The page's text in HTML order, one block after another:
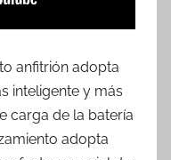
anfitrión adopta
inteligente y más
carga de la batería
adopta